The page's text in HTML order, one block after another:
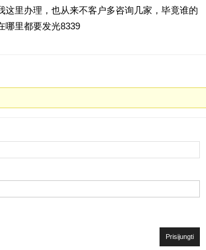
里办理，也从来不客户多咨询几家，毕竟谁的
哪里都要发光8339
Prisijungti